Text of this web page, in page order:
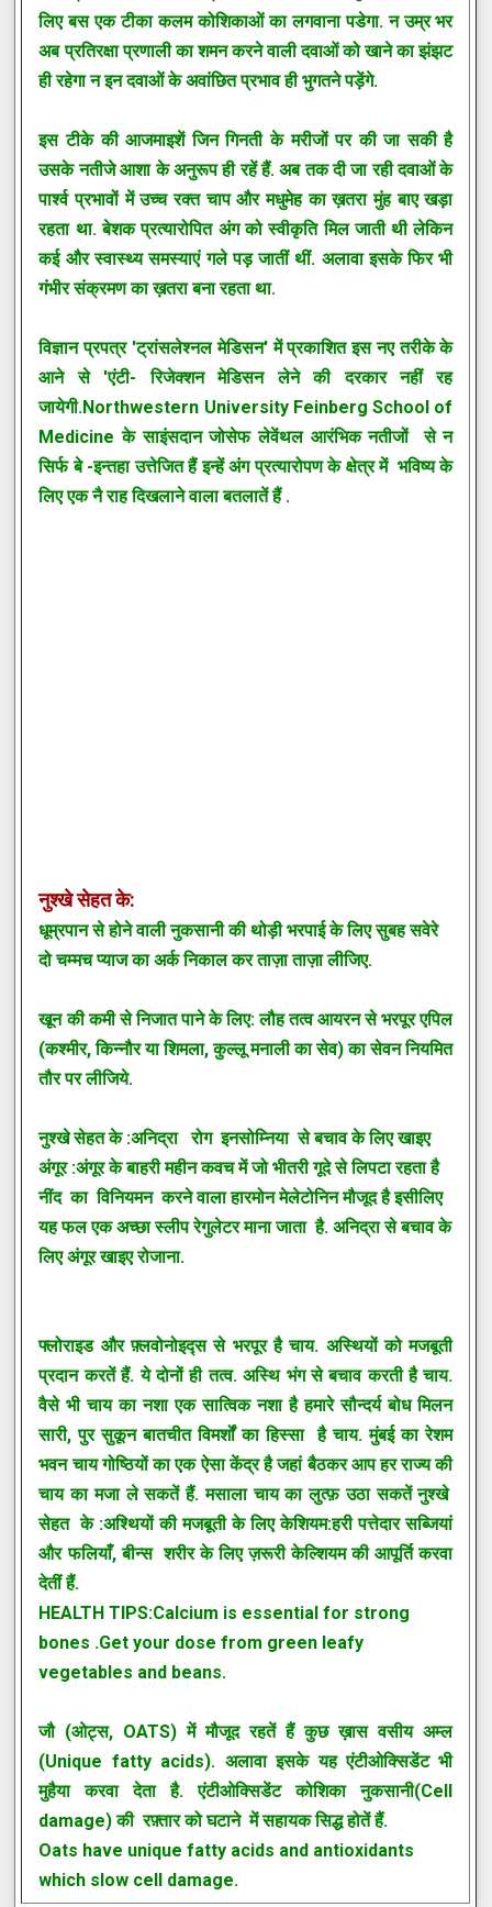
लिए बस एक टीका कलम कोशिकाओं का लगवाना पडेगा. न उम्र भर
अब प्रतिरक्षा प्रणाली का शमन करने वाली दवाओं को खाने का झंझट
ही रहेगा न इन दवाओं के अवांछित प्रभाव ही भुगतने पड़ेंगे.
इस टीके की आजमाइशें जिन गिनती के मरीजों पर की जा सकी है
उसके नतीजे आशा के अनुरूप ही रहें हैं. अब तक दी जा रही दवाओं के
पार्श्व प्रभावों में उच्च रक्त चाप और मधुमेह का ख़तरा मुंह बाए खड़ा
रहता था. बेशक प्रत्यारोपित अंग को स्वीकृति मिल जाती थी लेकिन
कई और स्वास्थ्य समस्याएं गले पड़ जातीं थीं. अलावा इसके फिर भी
गंभीर संक्रमण का ख़तरा बना रहता था.
विज्ञान प्रपत्र 'ट्रांसलेश्नल मेडिसन' में प्रकाशित इस नए तरीके के
आने से 'एंटी- रिजेक्शन मेडिसन लेने की दरकार नहीं रह
जायेगी.Northwestern University Feinberg School of
Medicine के साइंसदान जोसेफ लेवेंथल आरंभिक नतीजों से न
सिर्फ बे -इन्तहा उत्तेजित हैं इन्हें अंग प्रत्यारोपण के क्षेत्र में भविष्य के
लिए एक नै राह दिखलाने वाला बतलातें हैं .
नुश्खे सेहत के:
धूम्रपान से होने वाली नुकसानी की थोड़ी भरपाई के लिए सुबह सवेरे
दो चम्मच प्याज का अर्क निकाल कर ताज़ा ताज़ा लीजिए.
खून की कमी से निजात पाने के लिए: लौह तत्व आयरन से भरपूर एपिल
(कश्मीर, किन्नौर या शिमला, कुल्लू मनाली का सेव) का सेवन नियमित
तौर पर लीजिये.
नुश्खे सेहत के :अनिद्रा रोग इनसोम्निया से बचाव के लिए खाइए
अंगूर :अंगूर के बाहरी महीन कवच में जो भीतरी गूदे से लिपटा रहता है
नींद का विनियमन करने वाला हारमोन मेलेटोनिन मौजूद है इसीलिए
यह फल एक अच्छा स्लीप रेगुलेटर माना जाता है. अनिद्रा से बचाव के
लिए अंगूर खाइए रोजाना.
फ्लोराइड और फ़्लवोनोइद्स से भरपूर है चाय. अस्थियों को मजबूती
प्रदान करतें हैं. ये दोनों ही तत्व. अस्थि भंग से बचाव करती है चाय.
वैसे भी चाय का नशा एक सात्विक नशा है हमारे सौन्दर्य बोध मिलन
सारी, पुर सुकून बातचीत विमर्शों का हिस्सा है चाय. मुंबई का रेशम
भवन चाय गोष्ठियों का एक ऐसा केंद्र है जहां बैठकर आप हर राज्य की
चाय का मजा ले सकतें हैं. मसाला चाय का लुत्फ़ उठा सकतें नुश्खे
सेहत के :अश्थियों की मजबूती के लिए केशियम:हरी पत्तेदार सब्जियां
और फलियाँ, बीन्स शरीर के लिए ज़रूरी केल्शियम की आपूर्ति करवा
देतीं हैं.
HEALTH TIPS:Calcium is essential for strong
bones .Get your dose from green leafy
vegetables and beans.
जौ (ओट्स, OATS) में मौजूद रहतें हैं कुछ ख़ास वसीय अम्ल
(Unique fatty acids). अलावा इसके यह एंटीओक्सिडेंट भी
मुहैया करवा देता है. एंटीओक्सिडेंट कोशिका नुकसानी(Cell
damage) की रफ़्तार को घटाने में सहायक सिद्ध होतें हैं.
Oats have unique fatty acids and antioxidants
which slow cell damage.